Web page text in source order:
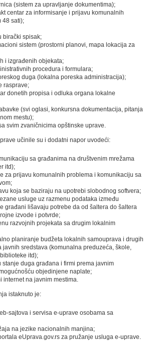
(sistem za upravljanje dokumentima);
centar za informisanje i prijavu komunalnih
48 sati);
birački spisak;
sistem (prostorni planovi, mapa lokacija za
i izgrađenih objekata;
procedura i formulara;
duga (lokalna poreska administracija);
rasprave;
donetih propisa i odluka organa lokalne
(svi oglasi, konkursna dokumentacija, pitanja
mestu);
svim zvaničnicima opštinske uprave.
učinile su i dodatni napor uvodeći:
sa građanima na društvenim mrežama
itd);
za prijavu komunalnih problema i komunikaciju sa
koja se baziraju na upotrebi slobodnog softvera;
usluge uz razmenu podataka između
građani lišavaju potrebe da od šaltera do šaltera
izvode i potvrde;
razvojnih projekata sa drugim lokalnim
planiranje budžeta lokalnih samouprava i drugih
javnih sredstava (komunalna preduzeća, škole,
itd);
stanje duga građana i firmi prema javnim
objedinjene naplate;
internet na javnim mestima.
istaknuto je:
sajtova i servisa e-uprave osobama sa
na jezike nacionalnih manjina;
eUprava.gov.rs za pružanje usluga e-uprave.